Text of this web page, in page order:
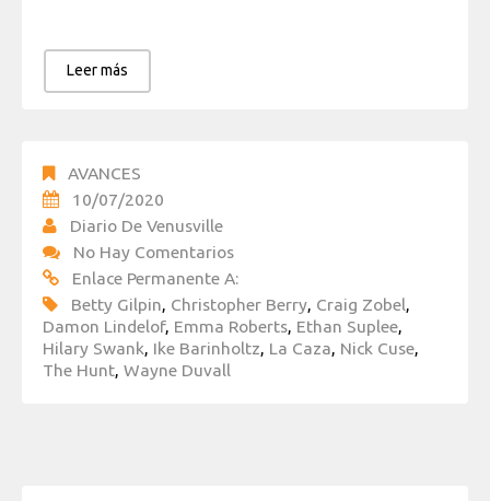
Leer más
AVANCES
10/07/2020
Diario De Venusville
No Hay Comentarios
Enlace Permanente A:
Betty Gilpin Christopher Berry Craig Zobel
Damon Lindelof, Emma Roberts Ethan Suplee
Hilary Swank Ike Barinholtz La Caza Nick Cuse
The Hunt Wayne Duvall